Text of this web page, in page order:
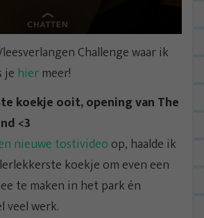
Challenge waar ik
je hier meer!
koekje ooit, opening van The
<3
nieuwe tostivideo op, haalde ik
koekje om even een
te maken in het park én
werk.